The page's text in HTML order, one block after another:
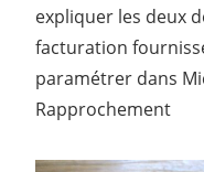
expliquer les deux
facturation
paramétrer dans
Rapprochement